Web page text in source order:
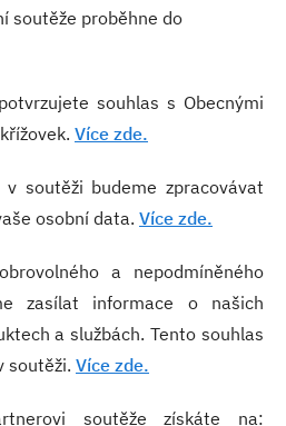
soutěže proběhne do
souhlas s Obecnými
Více zde.
soutěži budeme zpracovávat
osobní data. Více zde.
a nepodmíněného
zasílat informace o našich
a službách. Tento souhlas
soutěži. Více zde.
soutěže získáte na: